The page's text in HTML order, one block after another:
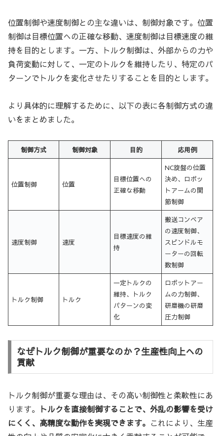
位置制御や速度制御との主な違いは、制御対象です。位置
制御は目標位置への正確な移動、速度制御は目標速度の維
持を目的とします。一方、トルク制御は、外部からの力や
負荷変動に対して、一定のトルクを維持したり、特定のパ
ターンでトルクを変化させたりすることを目的とします。
より具体的に理解するために、以下の表に各制御方式の違
いをまとめました。
制御方式 制御対象 目的 応用例
位置制御 位置
目標位置への
正確な移動
NC旋盤の位置
決め、ロボッ
トアームの関
節制御
速度制御 速度
目標速度の維
持
搬送コンベア
の速度制御、
スピンドルモ
ーターの回転
数制御
トルク制御 トルク
一定トルクの
維持、トルク
パターンの変
化
ロボットアー
ムの力制御、
研磨機の研磨
圧力制御
なぜトルク制御が重要なのか？生産性向上への
貢献
トルク制御が重要な理由は、その高い制御性と柔軟性にあ
ります。
トルクを直接制御することで、外乱の影響を受け
にくく、高精度な動作を実現できます。 これにより、生産